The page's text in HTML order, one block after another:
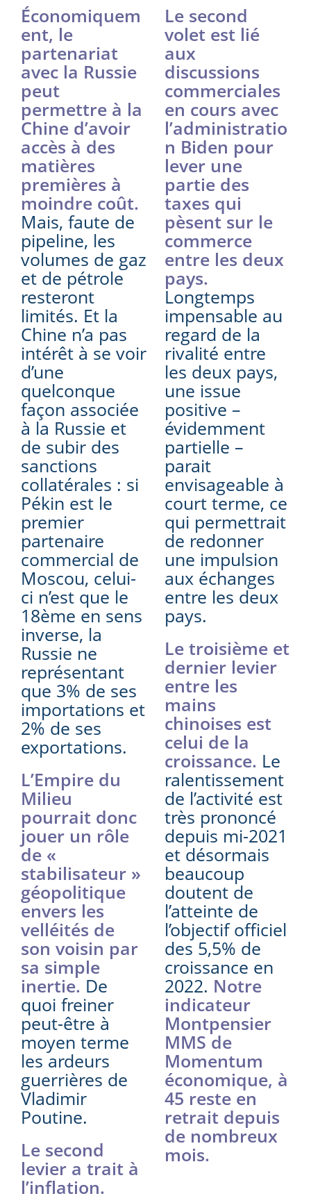
Économiquem
ent, le
partenariat
avec la Russie
peut
permettre à la
Chine d’avoir
accès à des
matières
premières à
moindre coût.
Mais, faute de
pipeline, les
volumes de gaz
et de pétrole
resteront
limités. Et la
Chine n’a pas
intérêt à se voir
d’une
quelconque
façon associée
à la Russie et
de subir des
sanctions
collatérales : si
Pékin est le
premier
partenaire
commercial de
Moscou, celui-
ci n’est que le
18ème en sens
inverse, la
Russie ne
représentant
que 3% de ses
importations et
2% de ses
exportations.
L’Empire du
Milieu
pourrait donc
jouer un rôle
de «
stabilisateur »
géopolitique
envers les
velléités de
son voisin par
sa simple
inertie. De
quoi freiner
peut-être à
moyen terme
les ardeurs
guerrières de
Vladimir
Poutine.
Le second
levier a trait à
l’inflation.
Le second
volet est lié
aux
discussions
commerciales
en cours avec
l’administratio
n Biden pour
lever une
partie des
taxes qui
pèsent sur le
commerce
entre les deux
pays.
Longtemps
impensable au
regard de la
rivalité entre
les deux pays,
une issue
positive –
évidemment
partielle –
parait
envisageable à
court terme, ce
qui permettrait
de redonner
une impulsion
aux échanges
entre les deux
pays.
Le troisième et
dernier levier
entre les
mains
chinoises est
celui de la
croissance. Le
ralentissement
de l’activité est
très prononcé
depuis mi-2021
et désormais
beaucoup
doutent de
l’atteinte de
l’objectif officiel
des 5,5% de
croissance en
2022. Notre
indicateur
Montpensier
MMS de
Momentum
économique, à
45 reste en
retrait depuis
de nombreux
mois.